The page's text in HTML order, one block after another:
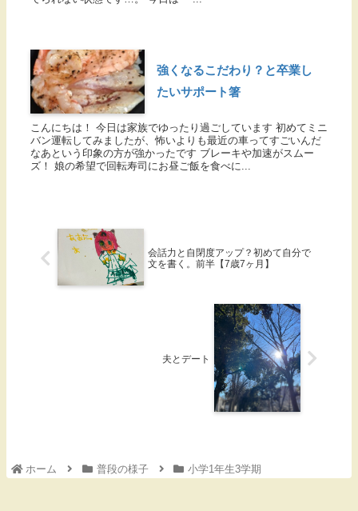
強くなるこだわり？と卒業し
たいサポート箸
こんにちは！ 今日は家族でゆったり過ごしています 初めてミニ
バン運転してみましたが、怖いよりも最近の車ってすごいんだ
なあという印象の方が強かったです ブレーキや加速がスムー
ズ！ 娘の希望で回転寿司にお昼ご飯を食べに...
会話力と自閉度アップ？初めて自分で
文を書く。前半【7歳7ヶ月】
夫とデート
ホーム 普段の様子 小学1年生3学期